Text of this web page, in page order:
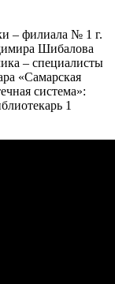
– филиала № 1 г.
Шибалова
– специалисты
«Самарская
система»:
1